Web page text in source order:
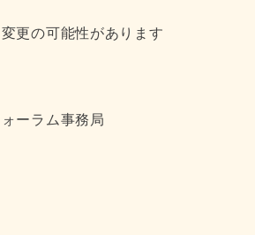
更の可能性があります
ーラム事務局